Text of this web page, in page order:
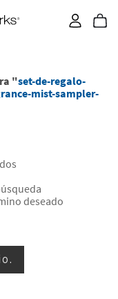
"set-de-regalo-
mist-sampler-
deseado